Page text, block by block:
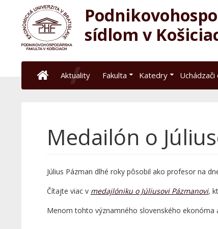
sídlom v
Aktuality Fakulta Katedry
Medailón o
Július Pázman dlhé roky pôsobil ako profesor na
Čítajte viac v medajlóniku o Júliusovi Pázmanovi,
Menom tohto významného slovenského ekonóma